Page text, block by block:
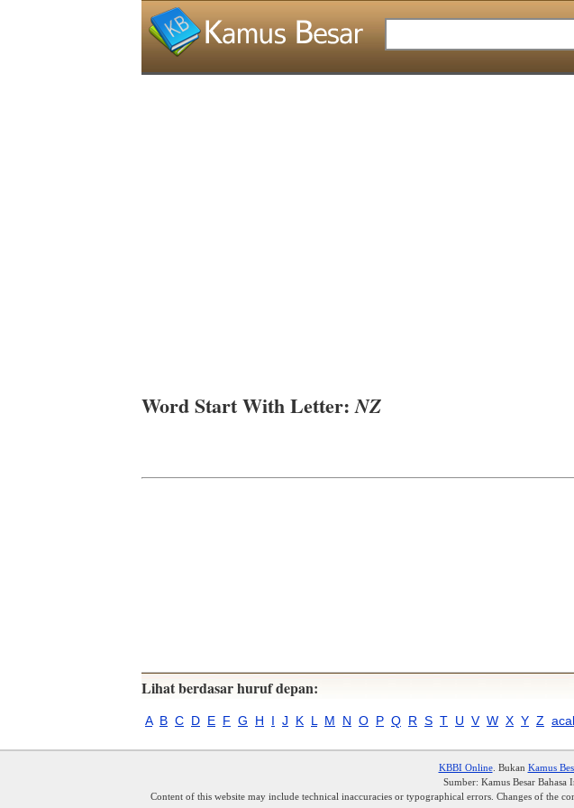
Word Start With Letter:NZ
Lihat berdasar huruf depan:
A B C D E F G H I J K L M N O P Q R S T U V W X Y Z
KBBI Online. Bukan Kamus
Sumber: Kamus Besar Bahasa
Content of this website may include technical inaccuracies or typographical errors. Changes of the